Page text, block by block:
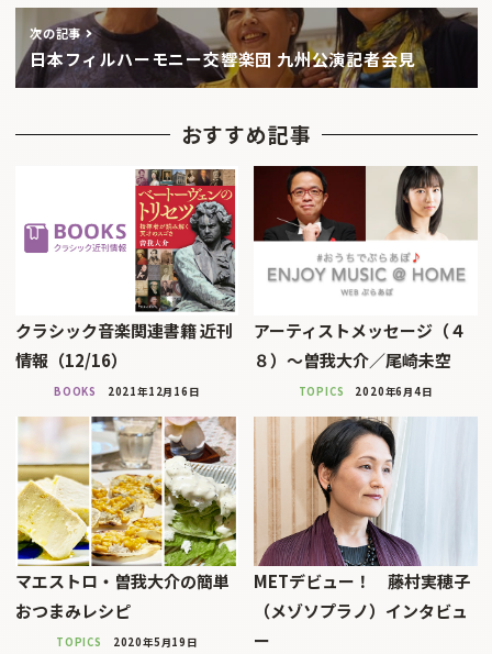
次の記事
日本フィルハーモニー交響楽団 九州公演記者会見
おすすめ記事
クラシック音楽関連書籍 近刊
情報（12/16）
BOOKS 2021年12月16日
アーティストメッセージ（４
８）～曽我大介／尾崎未空
TOPICS 2020年6月4日
マエストロ・曽我大介の簡単
おつまみレシピ
TOPICS 2020年5月19日
METデビュー！ 藤村実穂子
（メゾソプラノ）インタビュ
ー